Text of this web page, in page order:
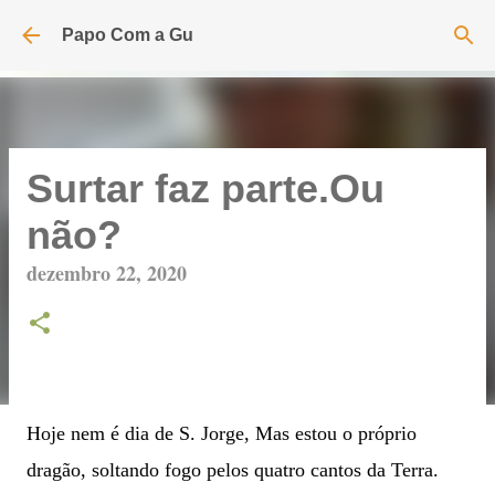
Pular para o conteúdo principal
Papo Com a Gu
Surtar faz parte.Ou
não?
dezembro 22, 2020
Hoje nem é dia de S. Jorge, Mas estou o próprio
dragão, soltando fogo pelos quatro cantos da Terra.